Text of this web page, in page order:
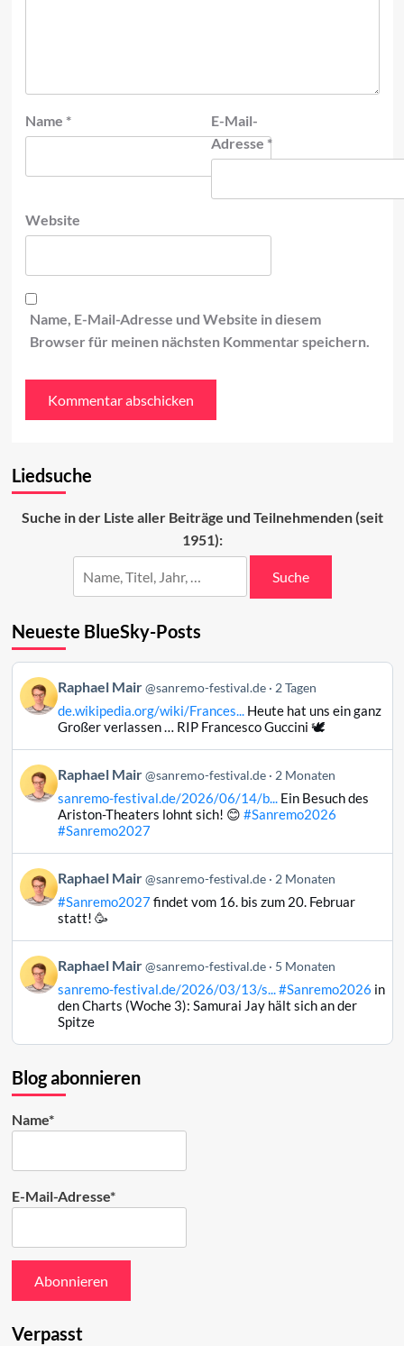
Name *
E-Mail-
Adresse*
Website
Name, E-Mail-Adresse und Website in diesem
Browser für meinen nächsten Kommentar speichern.
Liedsuche
Suche in der Liste aller Beiträge und Teilnehmenden (seit
1951):
Suche
Neueste BlueSky-Posts
Beitrag
von
Raphael
Bluesky
ansehen
Raphael Mair @sanremo-festival.de 2 Tagen
de.wikipedia.org/wiki/Frances...Heute hat uns ein ganz
Großer verlassen … RIP Francesco Guccini 🕊️
Beitrag
von
Raphael
ansehen
Raphael Mair @sanremo-festival.de 2 Monaten
sanremo-festival.de/2026/06/14/b...Ein Besuch des
Ariston-Theaters lohnt sich! 😊 #Sanremo2026
#Sanremo2027
Beitrag
von
Raphael
Bluesky
ansehen
Raphael Mair @sanremo-festival.de 2 Monaten
#Sanremo2027findet vom 16. bis zum 20. Februar
statt! 🥳
Beitrag
von
Raphael
ansehen
Raphael Mair @sanremo-festival.de 5 Monaten
sanremo-festival.de/2026/03/13/s...#Sanremo2026 in
den Charts (Woche 3): Samurai Jay hält sich an der
Spitze
Blog abonnieren
Name*
E-Mail-Adresse*
Verpasst